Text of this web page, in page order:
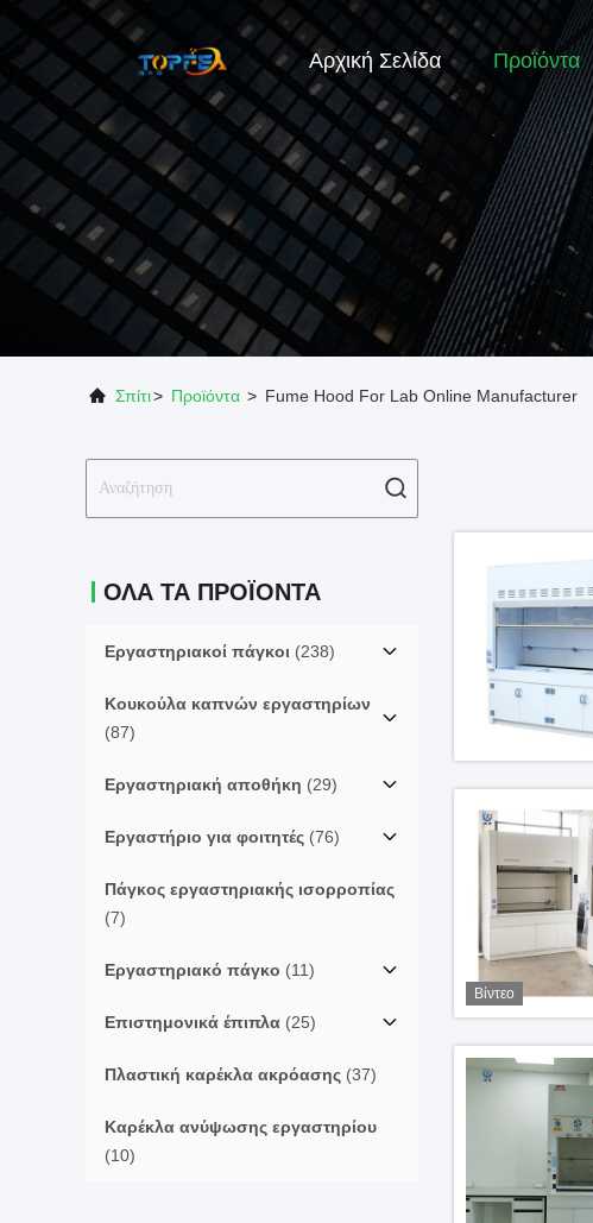
Αρχική Σελίδα Προϊόντα
Σπίτι> Προϊόντα > Fume Hood For Lab Online Manufacturer
ΟΛΑ ΤΑ ΠΡΟΪΟΝΤΑ
Εργαστηριακοί πάγκοι (238)
Κουκούλα καπνών εργαστηρίων
(87)
Εργαστηριακή αποθήκη (29)
Εργαστήριο για φοιτητές (76)
Πάγκος εργαστηριακής ισορροπίας
(7)
Εργαστηριακό πάγκο (11)
Επιστημονικά έπιπλα (25)
Πλαστική καρέκλα ακρόασης (37)
Καρέκλα ανύψωσης εργαστηρίου
(10)
Βίντεο